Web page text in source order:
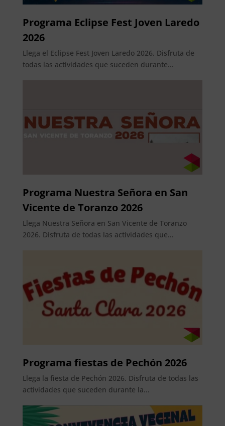
Programa Eclipse Fest Joven Laredo
2026
Llega el Eclipse Fest Joven Laredo 2026. Disfruta de
todas las actividades que suceden durante...
Programa Nuestra Señora en San
Vicente de Toranzo 2026
Llega Nuestra Señora en San Vicente de Toranzo
2026. Disfruta de todas las actividades que...
Programa fiestas de Pechón 2026
Llega la fiesta de Pechón 2026. Disfruta de todas las
actividades que suceden durante la...